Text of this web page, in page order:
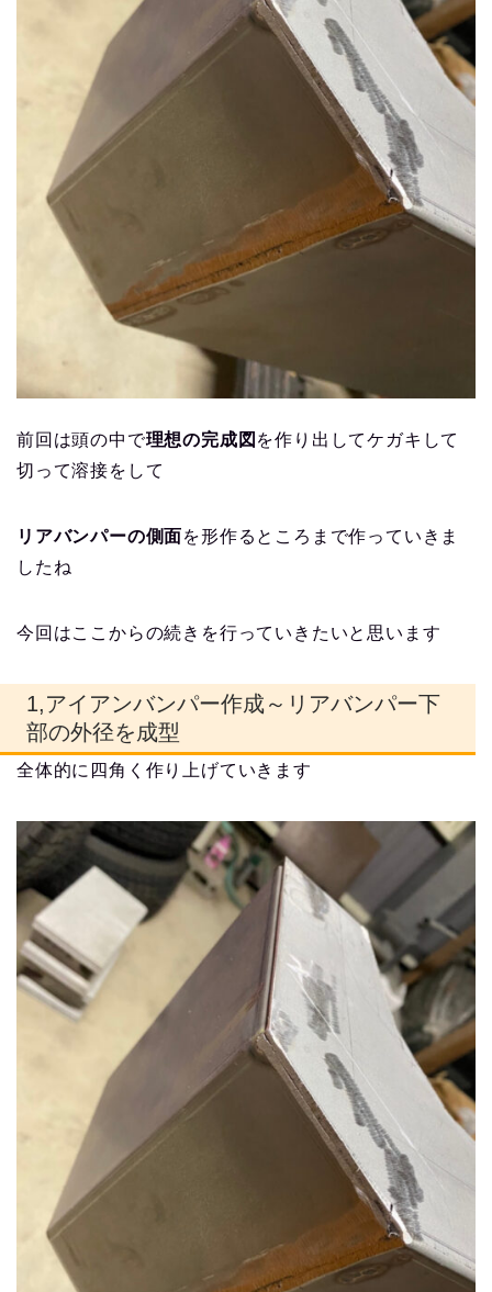
前回は頭の中で理想の完成図 を作り出してケガキして
切って溶接をして
リアバンパーの側面を形作るところまで作っていきま
したね
今回はここからの続きを行っていきたいと思います
1,アイアンバンパー作成～リアバンパー下
部の外径を成型
全体的に四角く作り上げていきます